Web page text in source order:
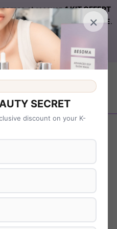
et recevez1 KIT OFFERT
sur FILLERCOSME.
dès 899 € d’achat. Code :
mondial :
son impact
×
SECRET
discount on your K-